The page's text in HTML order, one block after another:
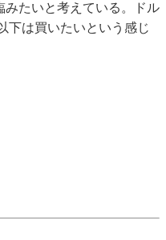
みたいと考えている。ドル
下は買いたいという感じ